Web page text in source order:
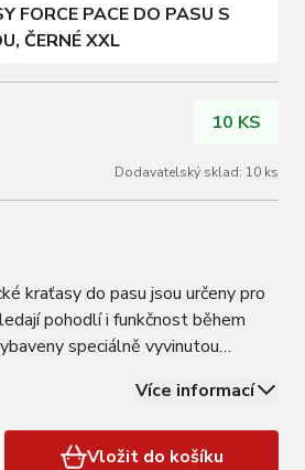
FORCE PACE DO PASU S
ČERNÉ XXL
10 KS
Dodavatelský sklad: 10 ks
kraťasy do pasu jsou určeny pro
pohodlí i funkčnost během
speciálně vyvinutou
delší jízdě. Přední část z prodyšné
ventilaci…
Více informací
Vložit do košíku